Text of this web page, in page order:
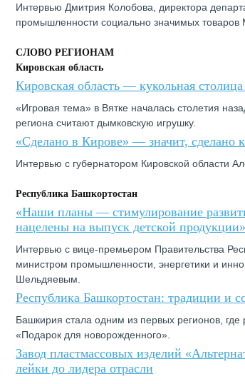
Интервью Дмитрия Колобова, директора
промышленности социально значимых товаров
СЛОВО РЕГИОНАМ
Кировская область
Кировская область — кукольная
«Игровая тема» в Вятке началась столетия
региона считают дымковскую игрушку.
«Сделано в Кирове» — значит, сделано
Интервью с губернатором Кировской области
Республика Башкортостан
«Наши планы — стимулирование
нацелены на выпуск детской продукции»
Интервью с вице-премьером Правительства
министром промышленности, энергетики и
Шельдяевым.
Республика Башкортостан: традиции и
Башкирия стала одним из первых регионов,
«Подарок для новорожденного».
Завод пластмассовых изделий
лейки до лидера отрасли